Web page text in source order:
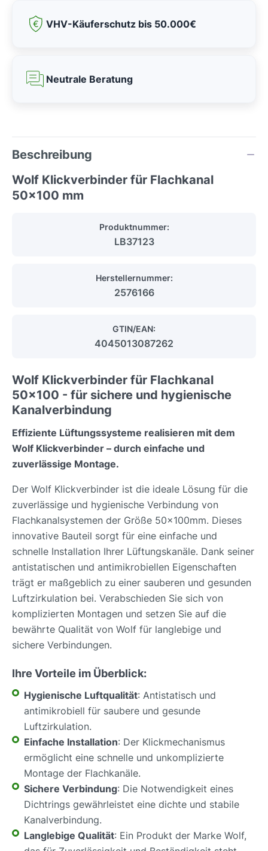
VHV-Käuferschutz bis 50.000€
Neutrale Beratung
Beschreibung
Wolf Klickverbinder für Flachkanal
50x100 mm
Produktnummer:
LB37123
Herstellernummer:
2576166
GTIN/EAN:
4045013087262
Wolf Klickverbinder für Flachkanal
50x100 - für sichere und hygienische
Kanalverbindung
Effiziente Lüftungssysteme realisieren mit dem
Wolf Klickverbinder – durch einfache und
zuverlässige Montage.
Der Wolf Klickverbinder ist die ideale Lösung für die
zuverlässige und hygienische Verbindung von
Flachkanalsystemen der Größe 50x100mm. Dieses
innovative Bauteil sorgt für eine einfache und
schnelle Installation Ihrer Lüftungskanäle. Dank seiner
antistatischen und antimikrobiellen Eigenschaften
trägt er maßgeblich zu einer sauberen und gesunden
Luftzirkulation bei. Verabschieden Sie sich von
komplizierten Montagen und setzen Sie auf die
bewährte Qualität von Wolf für langlebige und
sichere Verbindungen.
Ihre Vorteile im Überblick:
Hygienische Luftqualität: Antistatisch und
antimikrobiell für saubere und gesunde
Luftzirkulation.
Einfache Installation: Der Klickmechanismus
ermöglicht eine schnelle und unkomplizierte
Montage der Flachkanäle.
Sichere Verbindung: Die Notwendigkeit eines
Dichtrings gewährleistet eine dichte und stabile
Kanalverbindung.
Langlebige Qualität: Ein Produkt der Marke Wolf,